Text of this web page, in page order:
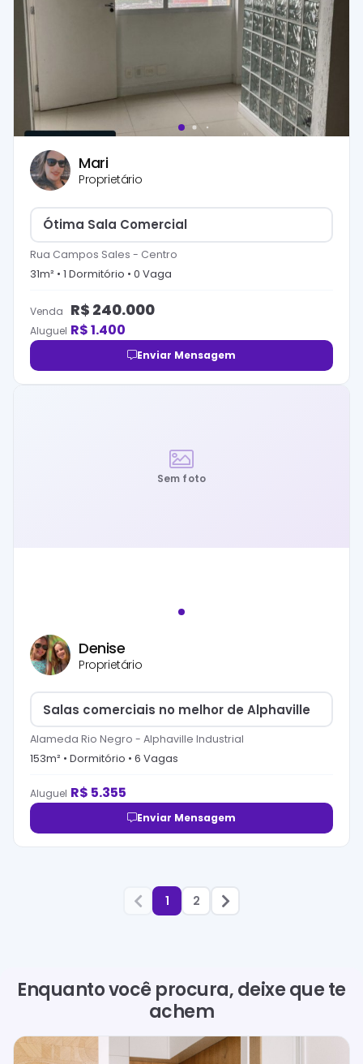
Mari
Proprietário
Ótima Sala Comercial
Rua Campos Sales - Centro
31m² • 1 Dormitório • 0 Vaga
Venda R$ 240.000
Aluguel R$1.400
Enviar Mensagem
Sem foto
Denise
Proprietário
Salas comerciais no melhor de Alphaville
Alameda Rio Negro - Alphaville Industrial
153m² • Dormitório • 6 Vagas
Aluguel R$ 5.355
Enviar Mensagem
1 2
Enquanto você procura, deixe que te
achem